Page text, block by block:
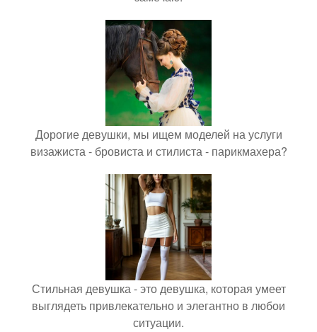
Дорогие девушки, мы ищем моделей на услуги
визажиста - бровиста и стилиста - парикмахера?
Стильная девушка - это девушка, которая умеет
выглядеть привлекательно и элегантно в любои
ситуации.